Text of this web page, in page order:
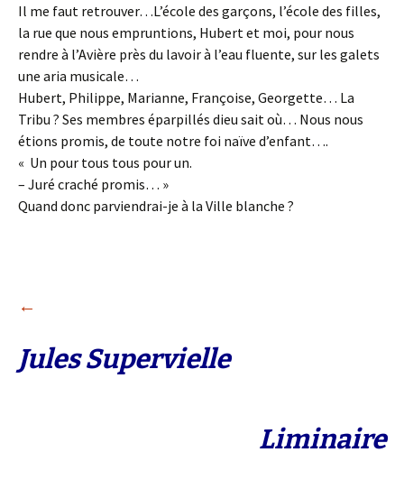
Il me faut retrouver…L’école des garçons, l’école des filles,
la rue que nous empruntions, Hubert et moi, pour nous
rendre à l’Avière près du lavoir à l’eau fluente, sur les galets
une aria musicale…
Hubert, Philippe, Marianne, Françoise, Georgette… La
Tribu ? Ses membres éparpillés dieu sait où… Nous nous
étions promis, de toute notre foi naïve d’enfant….
« Un pour tous tous pour un.
– Juré craché promis… »
Quand donc parviendrai-je à la Ville blanche ?
Navigation
des
←
Jules Supervielle
Liminaire